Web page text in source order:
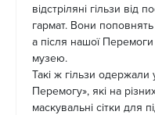
відстріляні гільзи від
гармат. Вони
а після нашої
музею.
Такі ж гільзи
Перемогу», які на
маскувальні сітки для